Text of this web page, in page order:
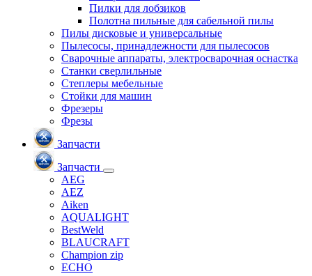
Пилки для лобзиков
Полотна пильные для сабельной пилы
Пилы дисковые и универсальные
Пылесосы, принадлежности для пылесосов
Сварочные аппараты, электросварочная оснастка
Станки сверлильные
Степлеры мебельные
Стойки для машин
Фрезеры
Фрезы
Запчасти
Запчасти
AEG
AEZ
Aiken
AQUALIGHT
BestWeld
BLAUCRAFT
Champion zip
ECHO